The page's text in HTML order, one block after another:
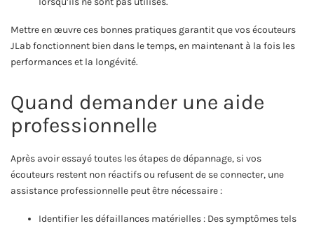
Mettre en œuvre ces bonnes pratiques garantit que vos écouteurs
JLab fonctionnent bien dans le temps, en maintenant à la fois les
performances et la longévité.
Quand demander une aide
professionnelle
Après avoir essayé toutes les étapes de dépannage, si vos
écouteurs restent non réactifs ou refusent de se connecter, une
assistance professionnelle peut être nécessaire :
Identifier les défaillances matérielles : Des symptômes tels